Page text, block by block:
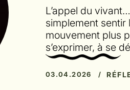
L’appel du
simplement sentir
mouvement plus
s’exprimer, à se
03.04.2026 /